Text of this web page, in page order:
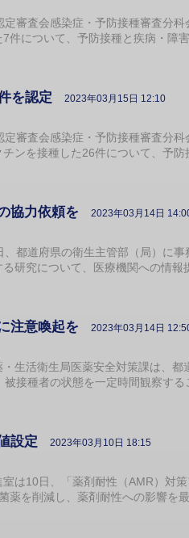
審査会感染症・予防接種審査分科
件について、予防接種と疾病・障
を認定 2023年03月15日 12:10
審査会感染症・予防接種審査分科
ンを接種した26件について、予防
協力依頼を 2023年03月14日
都道府県の衛生主管部（局）に事
研究について、医療機関への情報
注意喚起を 2023年03月14日
生活衛生局医薬安全対策課は、都
接種者の状態を一定時間観察す
設定 2023年03月10日 18:15
は10日、「薬剤耐性（AMR）対
薬を削減し、薬剤耐性への影響を